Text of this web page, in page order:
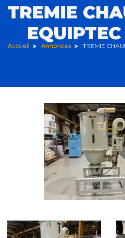
TREMIE
Accueil Annonces TREMIE